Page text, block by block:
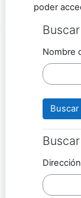
poder
Nombre